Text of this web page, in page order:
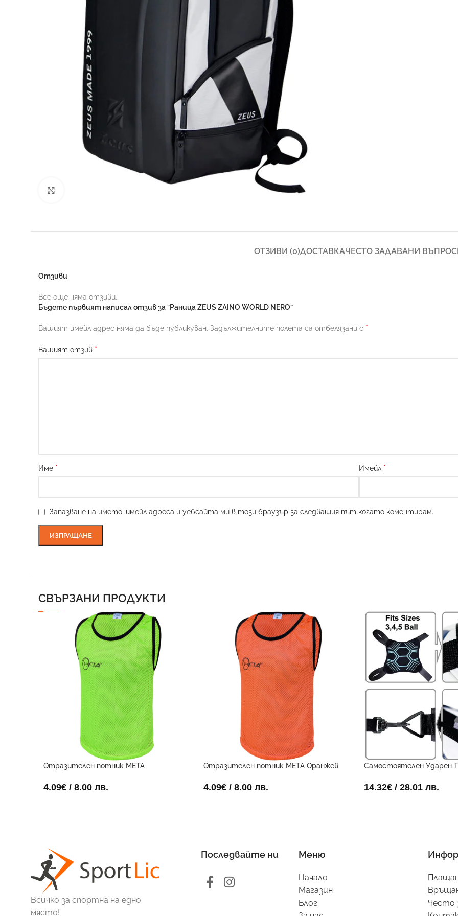
ОТЗИВИ (0)ДОСТАВКАЧЕСТО ЗАДАВАНИ
Отзиви
Все още няма отзиви.
Бъдете първият написал отзив за “Раница ZEUS ZAINO WORLD NERO”
Вашият имейл адрес няма да бъде публикуван. Задължителните полета са отбелязани с *
Вашият отзив *
Име * Имейл *
Запазване на името, имейл адреса и уебсайта ми в този браузър за следващия път когато коментирам.
СВЪРЗАНИ ПРОДУКТИ
Отразителен потник META
4.09€ / 8.00 лв.
Отразителен потник META Оранжев
4.09€ / 8.00 лв.
Самостоятелен Ударен
14.32€/ 28.01 лв.
Всичко за спортна на едно
място!
Последвайте ни Меню
Начало
Магазин
Блог
Често